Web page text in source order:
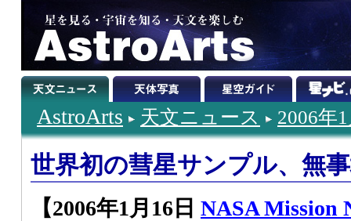
AstroArts 天文ニュース 2006年
世界初の彗星サンプル、無
【2006年1月16日 NASA Mission